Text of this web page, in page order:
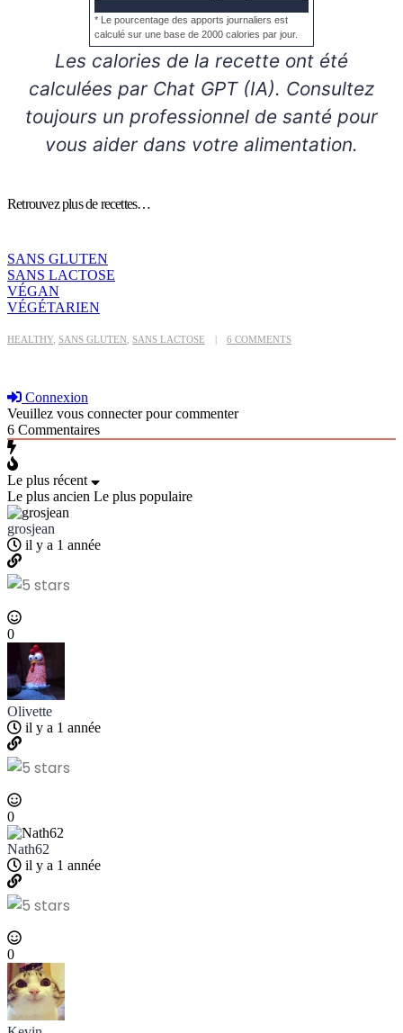
* Le pourcentage des apports journaliers est
calculé sur une base de 2000 calories par jour.
Les calories de la recette ont été
calculées par Chat GPT (IA). Consultez
toujours un professionnel de santé pour
vous aider dans votre alimentation.
Retrouvez plus de recettes…
SANS GLUTEN
SANS LACTOSE
VÉGAN
VÉGÉTARIEN
HEALTHY, SANS GLUTEN, SANS LACTOSE 6 COMMENTS
Connexion
Veuillez vous connecter pour commenter
6 Commentaires
Le plus récent
Le plus ancien Le plus populaire
grosjean
il y a 1 année
0
Olivette
il y a 1 année
0
Nath62
il y a 1 année
0